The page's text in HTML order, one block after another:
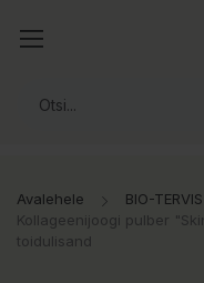
Avalehele BIO-TERVIS
Kollageenijoogi pulber
toidulisand